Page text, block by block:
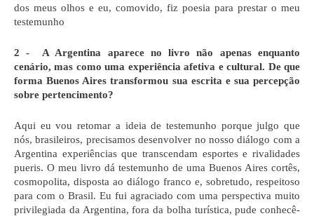
dos meus olhos e eu, comovido, fiz poesia para prestar o meu
testemunho
2 -  A Argentina aparece no livro não apenas enquanto
cenário, mas como uma experiência afetiva e cultural. De que
forma Buenos Aires transformou sua escrita e sua percepção
sobre pertencimento?
Aqui eu vou retomar a ideia de testemunho porque julgo que
nós, brasileiros, precisamos desenvolver no nosso diálogo com a
Argentina experiências que transcendam esportes e rivalidades
pueris. O meu livro dá testemunho de uma Buenos Aires cortês,
cosmopolita, disposta ao diálogo franco e, sobretudo, respeitoso
para com o Brasil. Eu fui agraciado com uma perspectiva muito
privilegiada da Argentina, fora da bolha turística, pude conhecê-